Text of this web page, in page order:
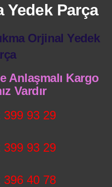
Yedek Parça
Orjinal Yedek
Anlaşmalı Kargo
Vardır
399 93 29
399 93 29
396 40 78